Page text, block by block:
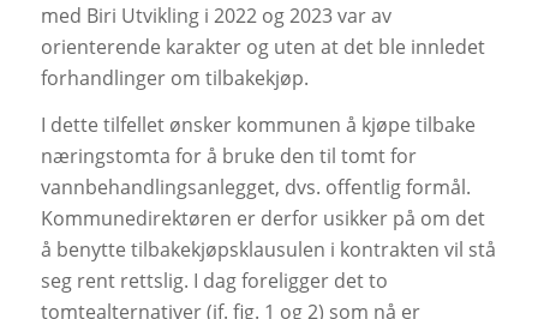
med Biri Utvikling i 2022 og 2023 var av
orienterende karakter og uten at det ble innledet
forhandlinger om tilbakekjøp.
I dette tilfellet ønsker kommunen å kjøpe tilbake
næringstomta for å bruke den til tomt for
vannbehandlingsanlegget, dvs. offentlig formål.
Kommunedirektøren er derfor usikker på om det
å benytte tilbakekjøpsklausulen i kontrakten vil stå
seg rent rettslig. I dag foreligger det to
tomtealternativer (jf. fig. 1 og 2) som nå er